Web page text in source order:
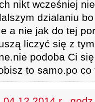
nikt wcześniej
dzialaniu
a nie jak do tej
liczyć się z
podoba Ci
to samo.po co